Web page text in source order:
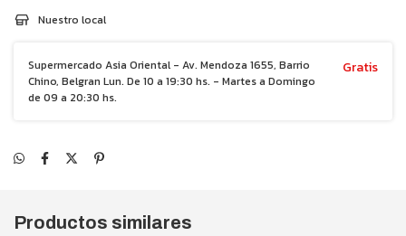
Nuestro local
Supermercado Asia Oriental - Av. Mendoza 1655, Barrio
Chino, Belgran Lun. De 10 a 19:30 hs. - Martes a Domingo
de 09 a 20:30 hs.
Gratis
Productos similares